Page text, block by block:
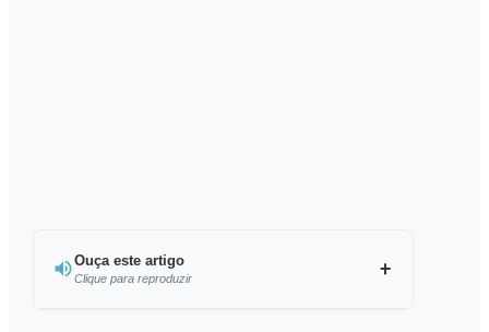
Ouça este artigo
Clique para reproduzir